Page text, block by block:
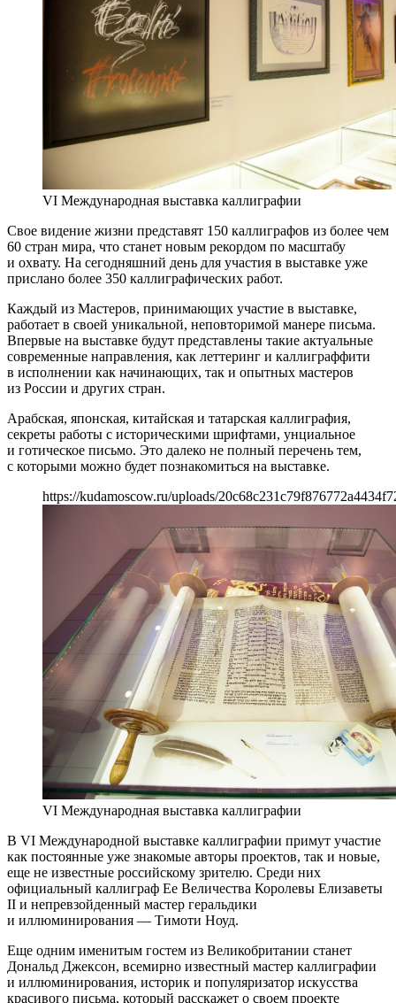
VI Международная выставка каллиграфии
Свое видение жизни представят 150 каллиграфов из более чем
60 стран мира, что станет новым рекордом по масштабу
и охвату. На сегодняшний день для участия в выставке уже
прислано более 350 каллиграфических работ.
Каждый из Мастеров, принимающих участие в выставке,
работает в своей уникальной, неповторимой манере письма.
Впервые на выставке будут представлены такие актуальные
современные направления, как леттеринг и каллиграффити
в исполнении как начинающих, так и опытных мастеров
из России и других стран.
Арабская, японская, китайская и татарская каллиграфия,
секреты работы с историческими шрифтами, унциальное
и готическое письмо. Это далеко не полный перечень тем,
с которыми можно будет познакомиться на выставке.
https://kudamoscow.ru/uploads/
VI Международная выставка каллиграфии
В VI Международной выставке каллиграфии примут участие
как постоянные уже знакомые авторы проектов, так и новые,
еще не известные российскому зрителю. Среди них
официальный каллиграф Ее Величества Королевы Елизаветы
II и непревзойденный мастер геральдики
и иллюминирования — Тимоти Ноуд.
Еще одним именитым гостем из Великобритании станет
Дональд Джексон, всемирно известный мастер каллиграфии
и иллюминирования, историк и популяризатор искусства
красивого письма, который расскажет о своем проекте